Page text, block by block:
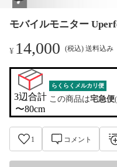
モバイルモニター
¥ 14,000 (税込) 送料込み
3辺合計
〜80cm
らくらくメルカリ便
この商品は宅急便
1 コメント